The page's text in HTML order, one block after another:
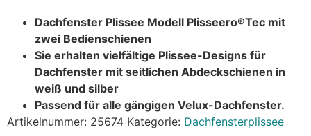
Dachfenster Plissee Modell Plisseero®Tec mit
zwei Bedienschienen
Sie erhalten vielfältige Plissee-Designs für
Dachfenster mit seitlichen Abdeckschienen in
weiß und silber
Passend für alle gängigen Velux-Dachfenster.
Artikelnummer: 25674 Kategorie: Dachfensterplissee